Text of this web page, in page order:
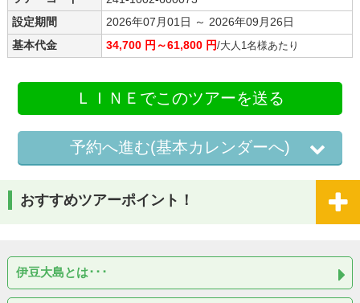
設定期間
2026年07月01日 ～ 2026年09月26日
基本代金
34,700 円～61,800 円/大人1名様あたり
ＬＩＮＥでこのツアーを送る
予約へ進む(基本カレンダーへ)
おすすめツアーポイント！
伊豆大島とは･･･